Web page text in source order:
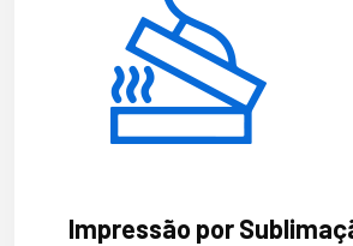
Impressão por